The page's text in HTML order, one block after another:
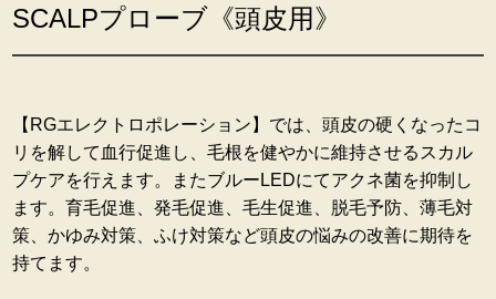
SCALPプローブ《頭皮用》
【RGエレクトロポレーション】では、頭皮の硬くなったコ
リを解して血行促進し、毛根を健やかに維持させるスカル
プケアを行えます。またブルーLEDにてアクネ菌を抑制し
ます。育毛促進、発毛促進、毛生促進、脱毛予防、薄毛対
策、かゆみ対策、ふけ対策など頭皮の悩みの改善に期待を
持てます。